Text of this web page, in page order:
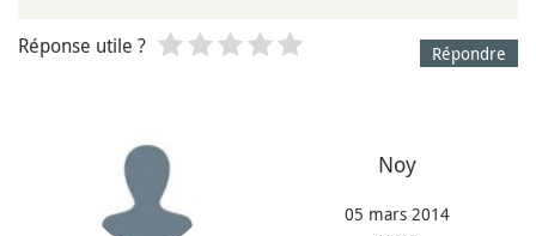
Répondre
Réponse utile ?
Noy
05 mars 2014